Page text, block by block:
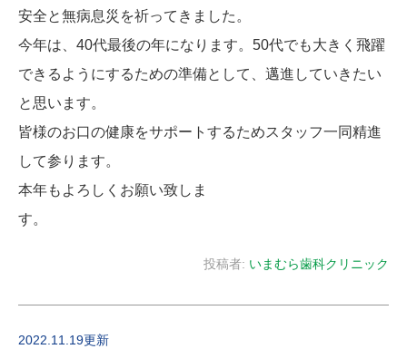
安全と無病息災を祈ってきました。
今年は、40代最後の年になります。50代でも大きく飛躍
できるようにするための準備として、邁進していきたい
と思います。
皆様のお口の健康をサポートするためスタッフ一同精進
して参ります。
本年もよろしくお願い致しま
す。
投稿者: いまむら歯科クリニック
2022.11.19更新